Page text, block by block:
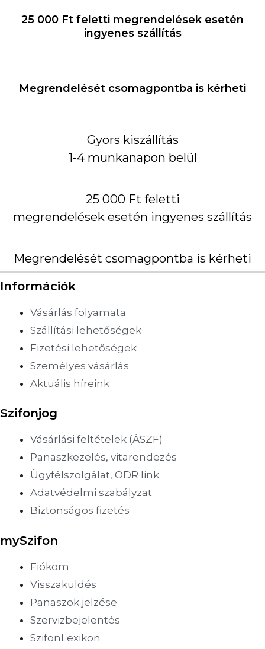
25 000 Ft feletti megrendelések esetén
ingyenes szállítás
Megrendelését csomagpontba is kérheti
Gyors kiszállítás
1-4 munkanapon belül
25 000 Ft feletti
megrendelések esetén ingyenes szállítás
Megrendelését csomagpontba is kérheti
Információk
Vásárlás folyamata
Szállítási lehetőségek
Fizetési lehetőségek
Személyes vásárlás
Aktuális híreink
Szifonjog
Vásárlási feltételek (ÁSZF)
Panaszkezelés, vitarendezés
Ügyfélszolgálat, ODR link
Adatvédelmi szabályzat
Biztonságos fizetés
mySzifon
Fiókom
Visszaküldés
Panaszok jelzése
Szervizbejelentés
SzifonLexikon